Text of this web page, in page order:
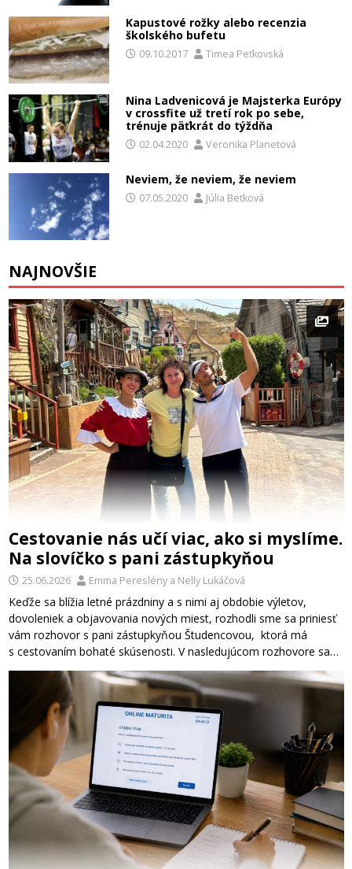
Kapustové rožky alebo recenzia
školského bufetu
09.10.2017 Timea Peťkovská
Nina Ladvenicová je Majsterka Európy
v crossfite už tretí rok po sebe,
trénuje päťkrát do týždňa
02.04.2020 Veronika Planetová
Neviem, že neviem, že neviem
07.05.2020 Júlia Beťková
NAJNOVŠIE
Cestovanie nás učí viac, ako si myslíme.
Na slovíčko s pani zástupkyňou
25.06.2026 Emma Pereslénya Nelly Lukáčová
Keďže sa blížia letné prázdniny a s nimi aj obdobie výletov,
dovoleniek a objavovania nových miest, rozhodli sme sa priniesť
vám rozhovor s pani zástupkyňou Študencovou, ktorá má
s cestovaním bohaté skúsenosti. V nasledujúcom rozhovore sa…